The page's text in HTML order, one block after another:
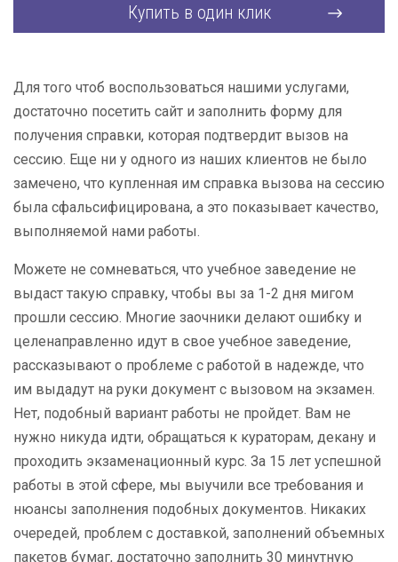
Купить в один клик
Для того чтоб воспользоваться нашими услугами,
достаточно посетить сайт и заполнить форму для
получения справки, которая подтвердит вызов на
сессию. Еще ни у одного из наших клиентов не было
замечено, что купленная им справка вызова на сессию
была сфальсифицирована, а это показывает качество,
выполняемой нами работы.
Можете не сомневаться, что учебное заведение не
выдаст такую справку, чтобы вы за 1-2 дня мигом
прошли сессию. Многие заочники делают ошибку и
целенаправленно идут в свое учебное заведение,
рассказывают о проблеме с работой в надежде, что
им выдадут на руки документ с вызовом на экзамен.
Нет, подобный вариант работы не пройдет. Вам не
нужно никуда идти, обращаться к кураторам, декану и
проходить экзаменационный курс. За 15 лет успешной
работы в этой сфере, мы выучили все требования и
нюансы заполнения подобных документов. Никаких
очередей, проблем с доставкой, заполнений объемных
пакетов бумаг, достаточно заполнить 30 минутную